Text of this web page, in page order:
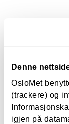
Denne
OsloMet
(trackere) og
igjen på